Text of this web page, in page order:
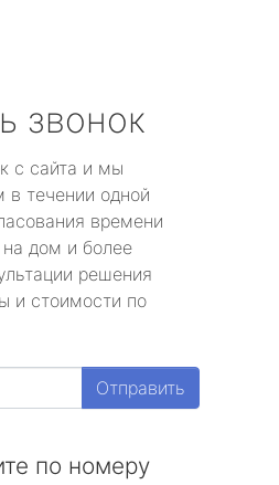
звонок
с сайта и мы
в течении одной
времени
дом и более
решения
и стоимости по
Отправить
по номеру